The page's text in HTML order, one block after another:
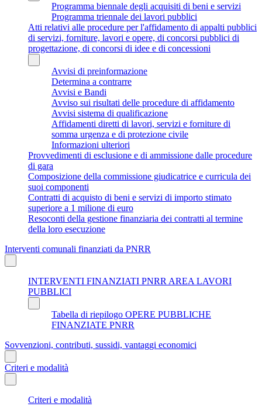
Programma biennale degli acquisiti di beni e servizi
Programma triennale dei lavori pubblici
Atti relativi alle procedure per l'affidamento di appalti pubblici
di servizi, forniture, lavori e opere, di concorsi pubblici di
progettazione, di concorsi di idee e di concessioni
Avvisi di preinformazione
Determina a contrarre
Avvisi e Bandi
Avviso sui risultati delle procedure di affidamento
Avvisi sistema di qualificazione
Affidamenti diretti di lavori, servizi e forniture di
somma urgenza e di protezione civile
Informazioni ulteriori
Provvedimenti di esclusione e di ammissione dalle procedure
di gara
Composizione della commissione giudicatrice e curricula dei
suoi componenti
Contratti di acquisto di beni e servizi di importo stimato
superiore a 1 milione di euro
Resoconti della gestione finanziaria dei contratti al termine
della loro esecuzione
Interventi comunali finanziati da PNRR
INTERVENTI FINANZIATI PNRR AREA LAVORI
PUBBLICI
Tabella di riepilogo OPERE PUBBLICHE
FINANZIATE PNRR
Sovvenzioni, contributi, sussidi, vantaggi economici
Criteri e modalità
Criteri e modalità